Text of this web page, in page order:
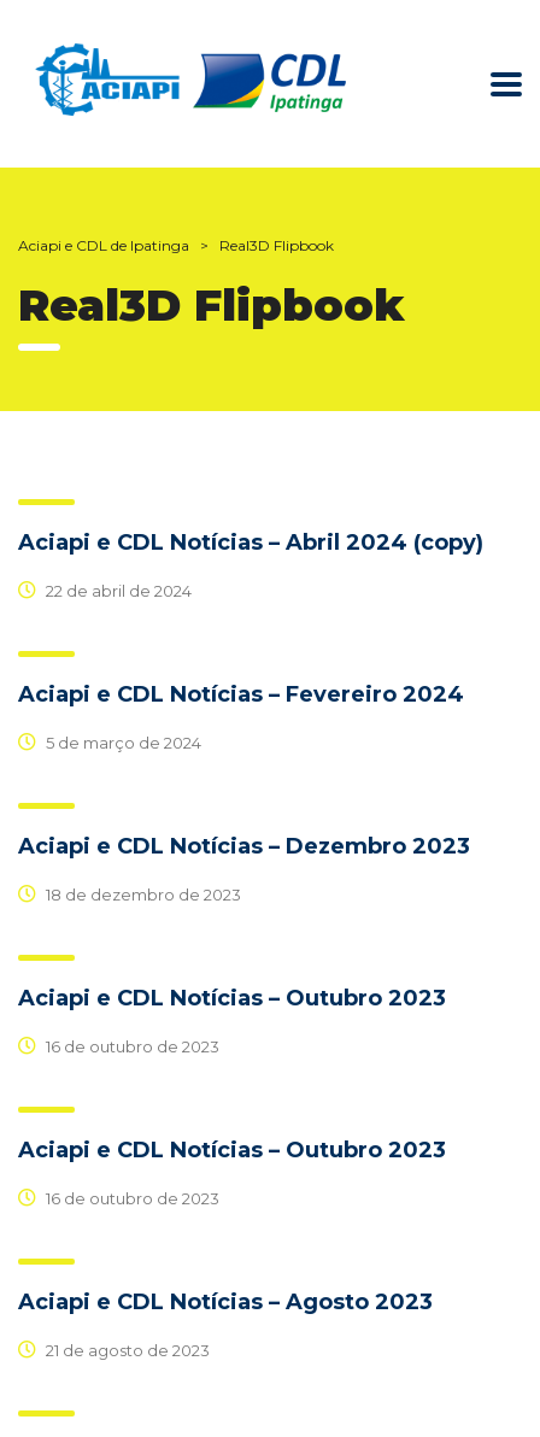
Aciapi e CDL de Ipatinga > Real3D Flipbook
Real3D Flipbook
Aciapi e CDL Notícias – Abril 2024 (copy)
22 de abril de 2024
Aciapi e CDL Notícias – Fevereiro 2024
5 de março de 2024
Aciapi e CDL Notícias – Dezembro 2023
18 de dezembro de 2023
Aciapi e CDL Notícias – Outubro 2023
16 de outubro de 2023
Aciapi e CDL Notícias – Outubro 2023
16 de outubro de 2023
Aciapi e CDL Notícias – Agosto 2023
21 de agosto de 2023